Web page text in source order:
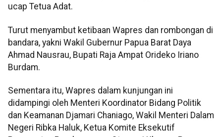
ucap Tetua Adat.
‎Turut menyambut ketibaan Wapres dan rombongan di
bandara, yakni Wakil Gubernur Papua Barat Daya
Ahmad Nausrau, Bupati Raja Ampat Orideko Iriano
Burdam.
‎Sementara itu, Wapres dalam kunjungan ini
didampingi oleh Menteri Koordinator Bidang Politik
dan Keamanan Djamari Chaniago, Wakil Menteri Dalam
Negeri Ribka Haluk, Ketua Komite Eksekutif